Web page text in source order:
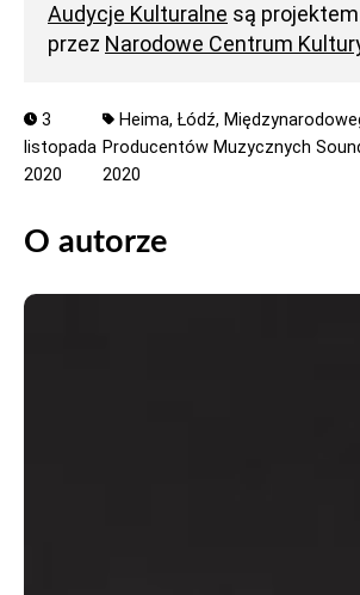
Audycje Kulturalne są
przez Narodowe Centrum
3
listopada
2020
Heima,Łódź,
Producentów Muzycznych
2020
O autorze